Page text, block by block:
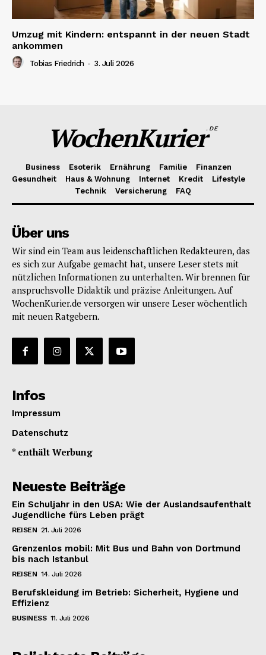
Umzug mit Kindern: entspannt in der neuen Stadt
ankommen
Tobias Friedrich - 3. Juli 2026
WochenKurier.DE
Business Esoterik Ernährung Familie
Finanzen
Gesundheit
Haus & Wohnung Internet Kredit
Lifestyle
Technik
Versicherung FAQ
Über uns
Wir sind ein Team aus leidenschaftlichen Redakteuren, das
es sich zur Aufgabe gemacht hat, unsere Leser stets mit
nützlichen Informationen zu unterhalten. Wir brennen für
anspruchsvolle Didaktik und präzise Anleitungen. Auf
WochenKurier.de versorgen wir unsere Leser wöchentlich
mit neuen Ratgebern.
Infos
Impressum
Datenschutz
* enthält Werbung
Neueste Beiträge
Ein Schuljahr in den USA: Wie der Auslandsaufenthalt
Jugendliche fürs Leben prägt
REISEN 21. Juli 2026
Grenzenlos mobil: Mit Bus und Bahn von Dortmund
bis nach Istanbul
REISEN 14. Juli 2026
Berufskleidung im Betrieb: Sicherheit, Hygiene und
Effizienz
BUSINESS 11. Juli 2026